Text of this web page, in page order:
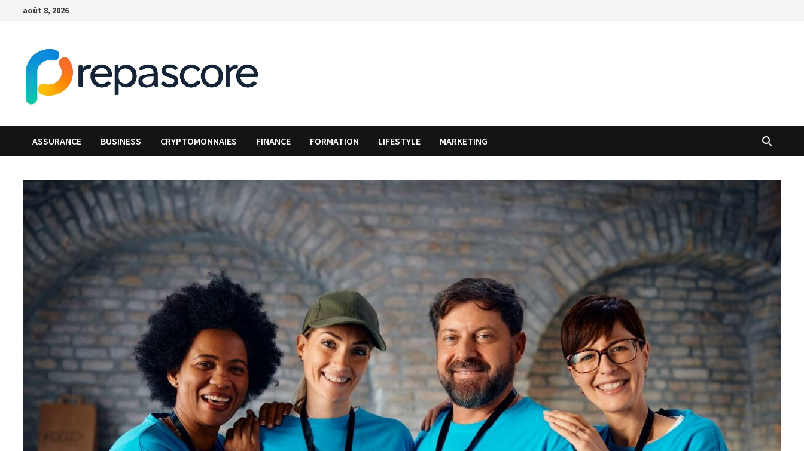
Passeraoût 8, 2026
ASSURANCE BUSINESS CRYPTOMONNAIES FINANCE FORMATION LIFESTYLE MARKETING